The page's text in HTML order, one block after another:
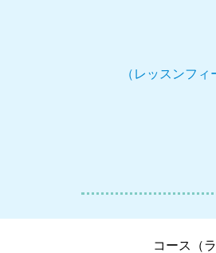
（レッスンフ
コース（